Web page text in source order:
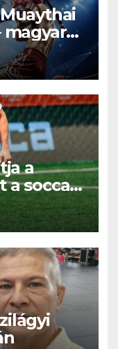
magyar
az új
a
a socca-